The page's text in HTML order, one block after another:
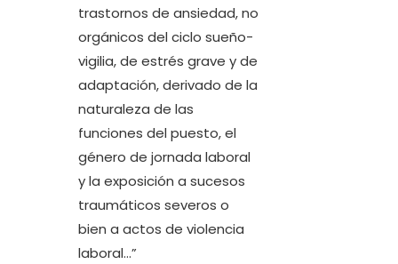
trastornos de ansiedad, no
orgánicos del ciclo sueño-
vigilia, de estrés grave y de
adaptación, derivado de la
naturaleza de las
funciones del puesto, el
género de jornada laboral
y la exposición a sucesos
traumáticos severos o
bien a actos de violencia
laboral…”